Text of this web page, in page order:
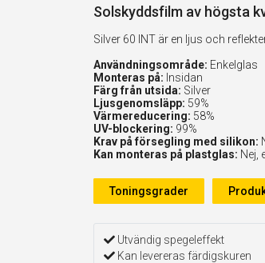
Solskyddsfilm av högsta
Silver 60 INT är en ljus och
Användningsområde: Enkelglas
Monteras på: Insidan
Färg från utsida: Silver
Ljusgenomsläpp: 59%
Värmereducering: 58%
UV-blockering: 99%
Krav på försegling med silikon:
Kan monteras på plastglas: Nej,
Toningsgrader
Utvändig spegeleffekt
Kan levereras färdigskuren